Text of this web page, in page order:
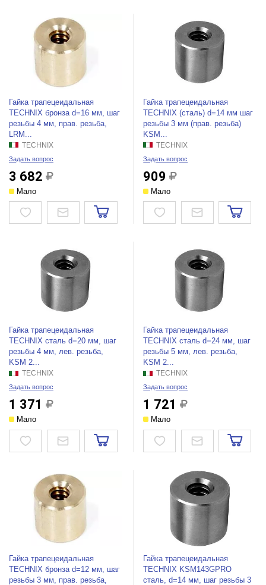
Гайка трапецеидальная
TECHNIX бронза d=16 мм, шаг
резьбы 4 мм, прав. резьба,
LRM...
TECHNIX
Задать вопрос
3 682
Мало
Гайка трапецеидальная
TECHNIX (сталь) d=14 мм шаг
резьбы 3 мм (прав. резьба)
KSM...
TECHNIX
Задать вопрос
909
Мало
Гайка трапецеидальная
TECHNIX сталь d=20 мм, шаг
резьбы 4 мм, лев. резьба,
KSM 2...
TECHNIX
Задать вопрос
1 371
Мало
Гайка трапецеидальная
TECHNIX сталь d=24 мм, шаг
резьбы 5 мм, лев. резьба,
KSM 2...
TECHNIX
Задать вопрос
1 721
Мало
Гайка трапецеидальная
TECHNIX бронза d=12 мм, шаг
резьбы 3 мм, прав. резьба,
Гайка трапецеидальная
TECHNIX KSM143GPRO
сталь, d=14 мм, шаг резьбы 3